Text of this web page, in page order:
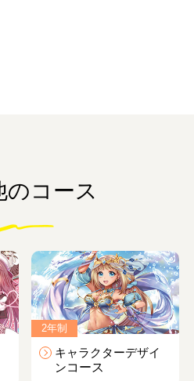
のコース
2年制
キャラクターデザイ
ンコース